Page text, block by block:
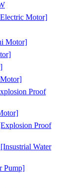
Motor]
Motor]
Proof
Proof
Water
Pump]